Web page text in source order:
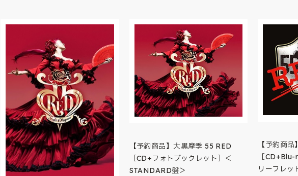
【予約商品】大黒摩季 55 RED
［CD+フォトブックレット］＜
STANDARD盤＞
【予約商
［
リーフレッ